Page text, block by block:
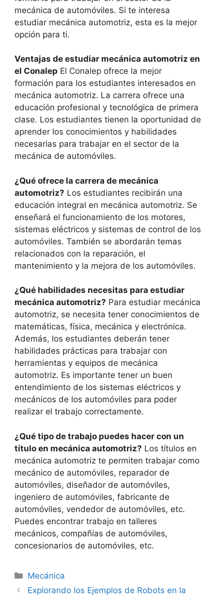
mecánica de automóviles. Si te interesa
estudiar mecánica automotriz, esta es la mejor
opción para ti.
Ventajas de estudiar mecánica automotriz en
el Conalep El Conalep ofrece la mejor
formación para los estudiantes interesados en
mecánica automotriz. La carrera ofrece una
educación profesional y tecnológica de primera
clase. Los estudiantes tienen la oportunidad de
aprender los conocimientos y habilidades
necesarias para trabajar en el sector de la
mecánica de automóviles.
¿Qué ofrece la carrera de mecánica
automotriz? Los estudiantes recibirán una
educación integral en mecánica automotriz. Se
enseñará el funcionamiento de los motores,
sistemas eléctricos y sistemas de control de los
automóviles. También se abordarán temas
relacionados con la reparación, el
mantenimiento y la mejora de los automóviles.
¿Qué habilidades necesitas para estudiar
mecánica automotriz? Para estudiar mecánica
automotriz, se necesita tener conocimientos de
matemáticas, física, mecánica y electrónica.
Además, los estudiantes deberán tener
habilidades prácticas para trabajar con
herramientas y equipos de mecánica
automotriz. Es importante tener un buen
entendimiento de los sistemas eléctricos y
mecánicos de los automóviles para poder
realizar el trabajo correctamente.
¿Qué tipo de trabajo puedes hacer con un
título en mecánica automotriz? Los títulos en
mecánica automotriz te permiten trabajar como
mecánico de automóviles, reparador de
automóviles, diseñador de automóviles,
ingeniero de automóviles, fabricante de
automóviles, vendedor de automóviles, etc.
Puedes encontrar trabajo en talleres
mecánicos, compañías de automóviles,
concesionarios de automóviles, etc.
Categorías
Mecánica
Explorando los Ejemplos de Robots en la